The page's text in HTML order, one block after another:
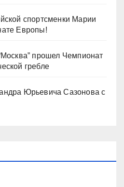
спортсменки Марии
Европы!
прошел Чемпионат
гребле
Юрьевича Сазонова с